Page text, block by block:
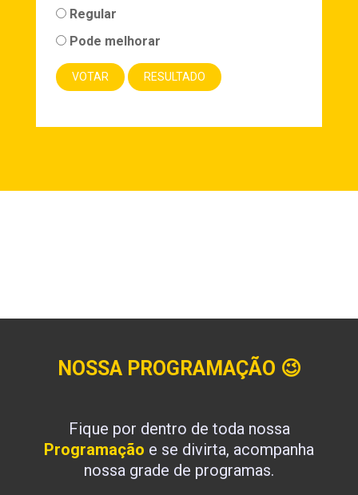
Regular
Pode melhorar
NOSSA PROGRAMAÇÃO 😉
Fique por dentro de toda nossa
Programação e se divirta, acompanha
nossa grade de programas.